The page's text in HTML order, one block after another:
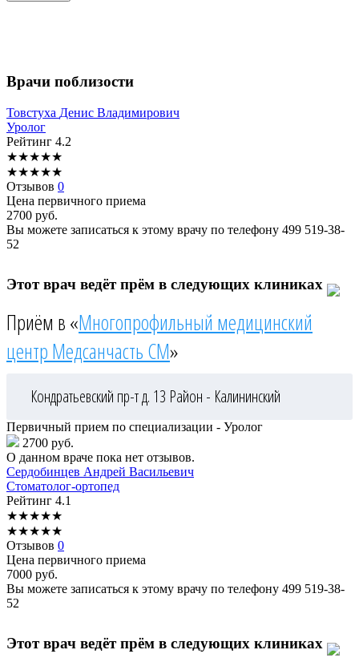
Врачи поблизости
Товстуха Денис Владимирович
Уролог
Рейтинг 4.2
★★★★★
★★★★★
Отзывов 0
Цена первичного приема
2700 руб.
Вы можете записаться к этому врачу по телефону 499 519-38-
52
Этот врач ведёт прём в следующих клиниках
Приём в «Многопрофильный медицинский
центр Медсанчасть СМ»
Кондратьевский пр-т д. 13 Район - Калининский
Первичный прием по специализации - Уролог
2700 руб.
О данном враче пока нет отзывов.
Сердобинцев Андрей Васильевич
Стоматолог-ортопед
Рейтинг 4.1
★★★★★
★★★★★
Отзывов 0
Цена первичного приема
7000 руб.
Вы можете записаться к этому врачу по телефону 499 519-38-
52
Этот врач ведёт прём в следующих клиниках